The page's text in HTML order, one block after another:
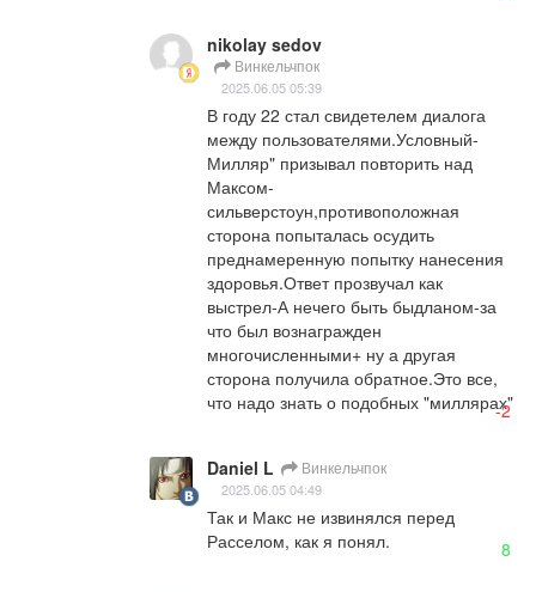
nikolay sedov
Винкельчпок
2025.06.05 05:39
В году 22 стал свидетелем диалога
между пользователями.Условный-
Милляр" призывал повторить над
Максом-
сильверстоун,противоположная
сторона попыталась осудить
преднамеренную попытку нанесения
здоровья.Ответ прозвучал как
выстрел-А нечего быть быдланом-за
что был вознагражден
многочисленными+ ну а другая
сторона получила обратное.Это все,
что надо знать о подобных "миллярах"
-2
Daniel L Винкельчпок
2025.06.05 04:49
Так и Макс не извинялся перед
Расселом, как я понял.
8